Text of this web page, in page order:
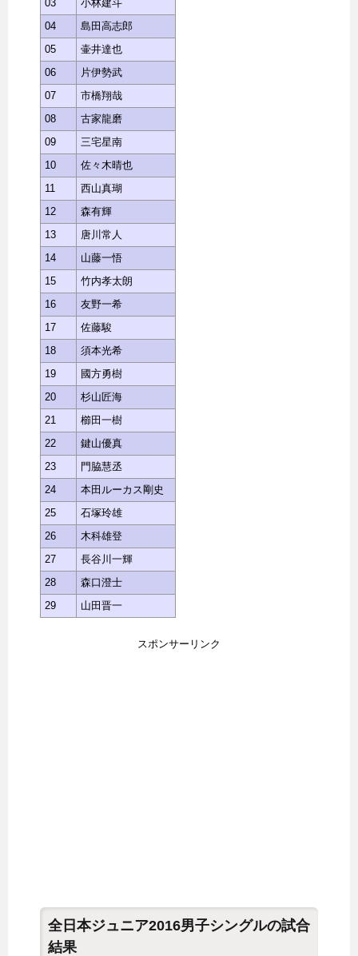
03
小林建斗
04
島田高志郎
05
壷井達也
06
片伊勢武
07
市橋翔哉
08
古家龍磨
09
三宅星南
10
佐々木晴也
11
西山真瑚
12
森有輝
13
唐川常人
14
山藤一悟
15
竹内孝太朗
16
友野一希
17
佐藤駿
18
須本光希
19
國方勇樹
20
杉山匠海
21
櫛田一樹
22
鍵山優真
23
門脇慧丞
24
本田ルーカス剛史
25
石塚玲雄
26
木科雄登
27
長谷川一輝
28
森口澄士
29
山田晋一
スポンサーリンク
全日本ジュニア2016男子シングルの試合
結果